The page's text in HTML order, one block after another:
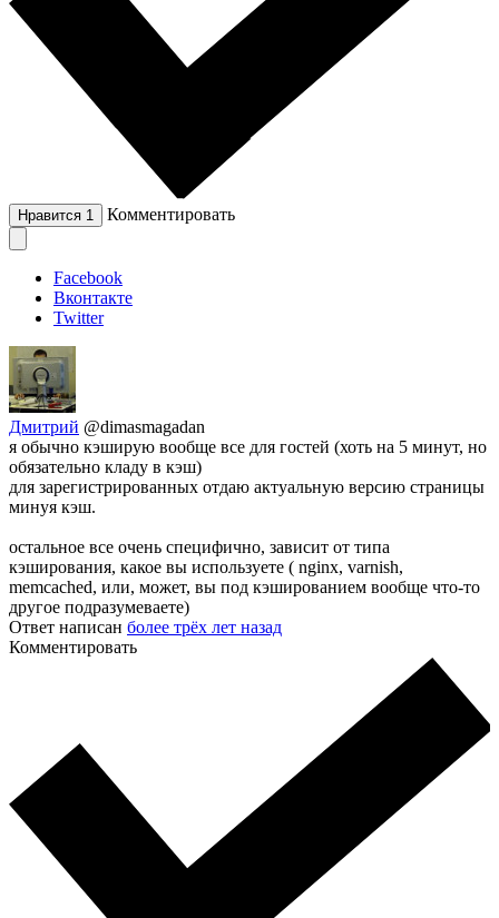
Нравится 1 Комментировать
Facebook
Вконтакте
Twitter
Дмитрий @dimasmagadan
я обычно кэширую вообще все для гостей (хоть на 5 минут, но
обязательно кладу в кэш)
для зарегистрированных отдаю актуальную версию страницы
минуя кэш.
остальное все очень специфично, зависит от типа
кэширования, какое вы используете ( nginx, varnish,
memcached, или, может, вы под кэшированием вообще что-то
другое подразумеваете)
Ответ написан более трёх лет назад
Комментировать